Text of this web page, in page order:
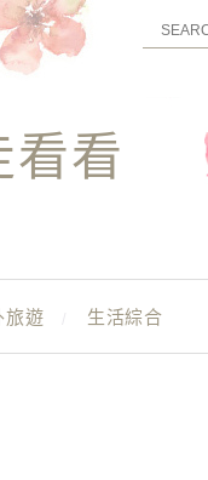
看看
旅遊 生活綜合